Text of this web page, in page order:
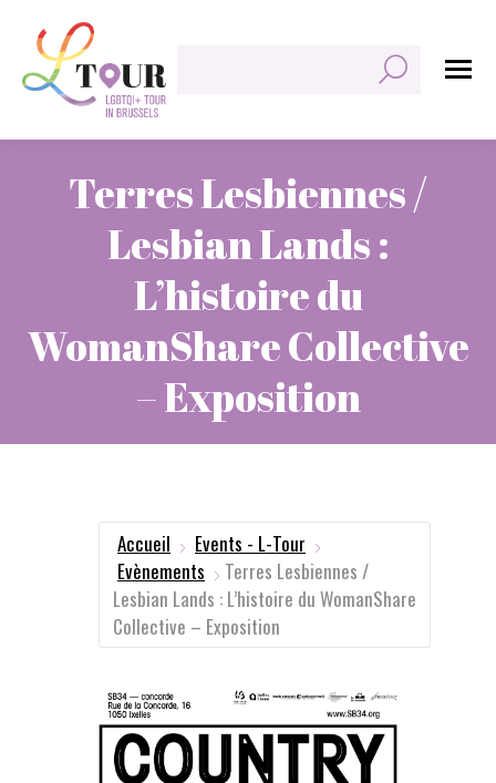
Terres Lesbiennes /
Lesbian Lands :
L’histoire du
WomanShare Collective
– Exposition
Accueil
Events - L-Tour
Evènements
Terres Lesbiennes /
Lesbian Lands : L’histoire du WomanShare
Collective – Exposition